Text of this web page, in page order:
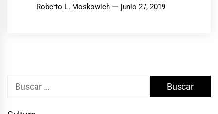
Roberto L. Moskowich junio 27, 2019
Buscar: